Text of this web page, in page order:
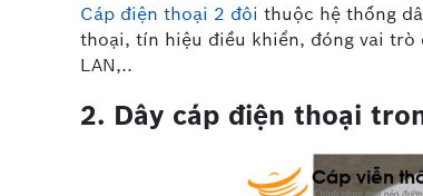
Cáp điện thoại 2 đôi thuộc hệ thống
thoại, tín hiệu điều khiển, đóng vai trò
LAN,..
2. Dây cáp điện thoại